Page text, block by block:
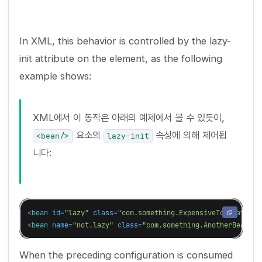
In XML, this behavior is controlled by the lazy-
init attribute on the element, as the following
example shows:
XML에서 이 동작은 아래의 예제에서 볼 수 있듯이,
<bean/> 요소의 lazy-init
속성에 의해 제어됩
니다:
<bean id="lazy" class=
<bean name="not.lazy" class="com.something.AnotherBean"
When the preceding configuration is consumed